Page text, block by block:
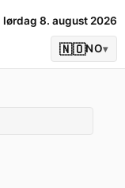
lørdag 8. august 2026
🇳🇴NO▾